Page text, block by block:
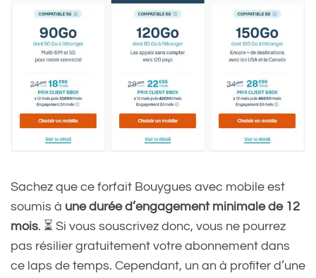
Sachez que ce forfait Bouygues avec mobile est
soumis à une durée d’engagement minimale de 12
mois. ⏳ Si vous souscrivez donc, vous ne pourrez
pas résilier gratuitement votre abonnement dans
ce laps de temps. Cependant, un an à profiter d’une